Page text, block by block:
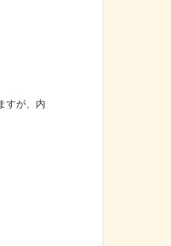
すが、内